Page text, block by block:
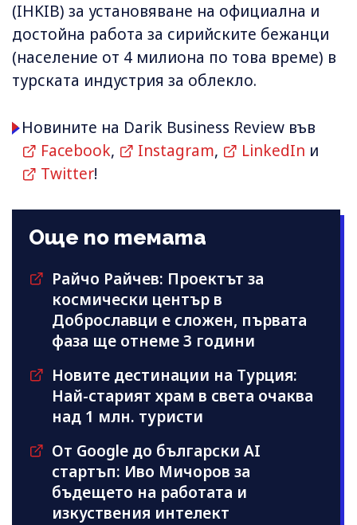
(IHKIB) за установяване на официална и
достойна работа за сирийските бежанци
(население от 4 милиона по това време) в
турската индустрия за облекло.
Новините на Darik Business Review във
Facebook, Instagram, LinkedIn и
Twitter!
Още по темата
Райчо Райчев: Проектът за
космически център в
Доброславци е сложен, първата
фаза ще отнеме 3 години
Новите дестинации на Турция:
Най-старият храм в света очаква
над 1 млн. туристи
От Google до български AI
стартъп: Иво Мичоров за
бъдещето на работата и
изкуствения интелект